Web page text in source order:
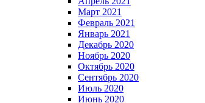
Март 2021
Февраль 2021
Январь 2021
Декабрь 2020
Ноябрь 2020
Октябрь 2020
Сентябрь 2020
Июль 2020
Июнь 2020